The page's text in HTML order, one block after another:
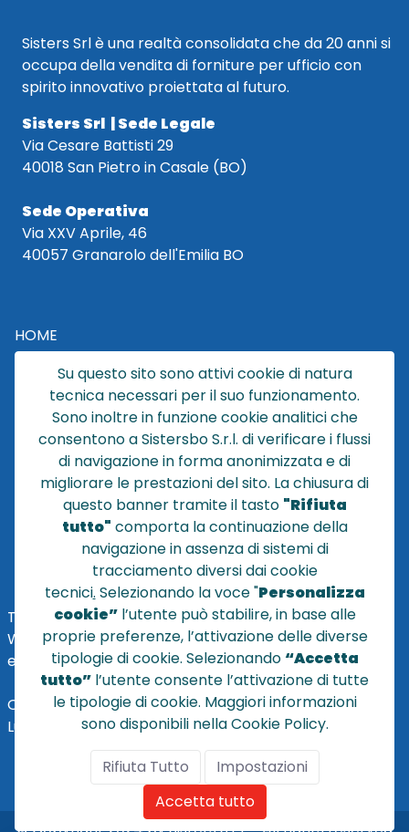
Sisters Srl è una realtà consolidata che da 20 anni si
occupa della vendita di forniture per ufficio con
spirito innovativo proiettata al futuro.
Sisters Srl | Sede Legale
Via Cesare Battisti 29
40018 San Pietro in Casale (BO)
Sede Operativa
Via XXV Aprile, 46
40057 Granarolo dell'Emilia BO
HOME
CATALOGO
CHI SIAMO
NEWS
CONTATTACI
CONDIZIONI DI VENDITA
POLICY PRIVACY
NOTE LEGALI
TEL
+39 051 320210
WHATSAPP:+39345 7201724
eMai
vendite@sistersbo.it
Orari Uffici:
Lun - Ven: 08:30 - 18:00
Su questo sito sono attivi cookie di natura
tecnica necessari per il suo funzionamento.
Sono inoltre in funzione cookie analitici che
consentono a Sistersbo S.r.l. di verificare i flussi
di navigazione in forma anonimizzata e di
migliorare le prestazioni del sito. La chiusura di
questo banner tramite il tasto "Rifiuta
tutto" comporta la continuazione della
navigazione in assenza di sistemi di
tracciamento diversi dai cookie
tecnici. Selezionando la voce "Personalizza
cookie”l’utente può stabilire, in base alle
proprie preferenze, l’attivazione delle diverse
tipologie di cookie. Selezionando “Accetta
tutto” l’utente consente l’attivazione di tutte
le tipologie di cookie. Maggiori informazioni
sono disponibili nella Cookie Policy.
Rifiuta Tutto
Impostazioni
Accetta tutto